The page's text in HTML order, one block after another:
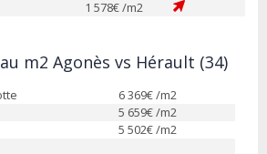
1 578€ /m2
m2 Agonès vs Hérault (34)
6 369€ /m2
5 659€ /m2
5 502€ /m2